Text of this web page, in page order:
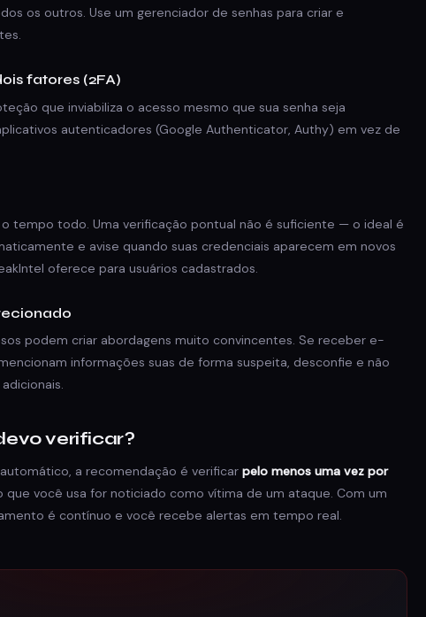
os outros. Use um gerenciador de senhas para criar e
fatores (2FA)
que inviabiliza o acesso mesmo que sua senha seja
autenticadores (Google Authenticator, Authy) em vez de
tempo todo. Uma verificação pontual não é suficiente — o ideal é
e avise quando suas credenciais aparecem em novos
oferece para usuários cadastrados.
podem criar abordagens muito convincentes. Se receber e-
informações suas de forma suspeita, desconfie e não
verificar?
a recomendação é verificar pelo menos uma vez por
que você usa for noticiado como vítima de um ataque. Com um
é contínuo e você recebe alertas em tempo real.